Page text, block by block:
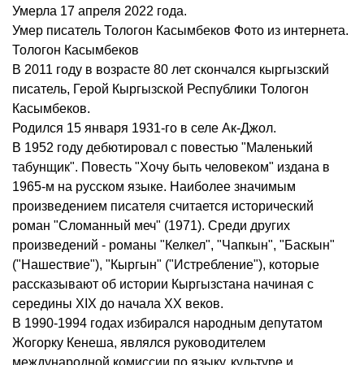
Умерла 17 апреля 2022 года.
Умер писатель Тологон Касымбеков Фото из интернета.
Тологон Касымбеков
В 2011 году в возрасте 80 лет скончался кыргызский
писатель, Герой Кыргызской Республики Тологон
Касымбеков.
Родился 15 января 1931-го в селе Ак-Джол.
В 1952 году дебютировал с повестью "Маленький
табунщик". Повесть "Хочу быть человеком" издана в
1965-м на русском языке. Наиболее значимым
произведением писателя считается исторический
роман "Сломанный меч" (1971). Среди других
произведений - романы "Келкел", "Чапкын", "Баскын"
("Нашествие"), "Кыргын" ("Истребление"), которые
рассказывают об истории Кыргызстана начиная с
середины XIX до начала XX веков.
В 1990-1994 годах избирался народным депутатом
Жогорку Кенеша, являлся руководителем